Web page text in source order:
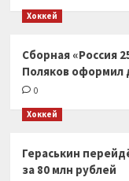
Хоккей
Сборная «Россия
Поляков оформил
0
Хоккей
Гераськин
за 80 млн рублей